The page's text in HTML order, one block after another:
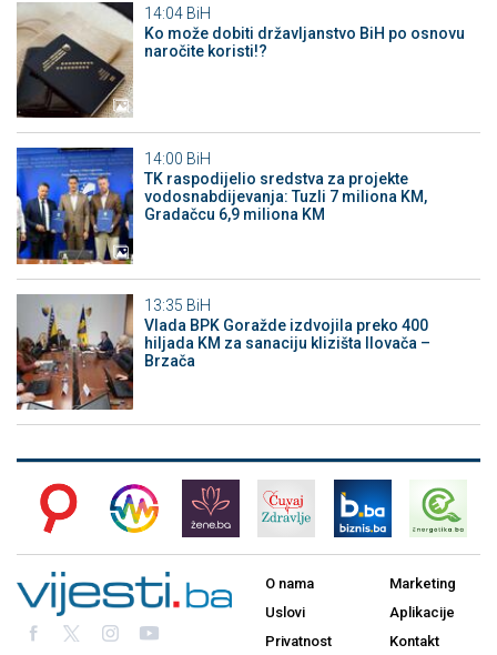
14:04 BiH
Ko može dobiti državljanstvo BiH po osnovu
naročite koristi!?
14:00 BiH
TK raspodijelio sredstva za projekte
vodosnabdijevanja: Tuzli 7 miliona KM,
Gradačcu 6,9 miliona KM
13:35 BiH
Vlada BPK Goražde izdvojila preko 400
hiljada KM za sanaciju klizišta Ilovača –
Brzača
O nama
Uslovi
Privatnost
Marketing
Aplikacije
Kontakt